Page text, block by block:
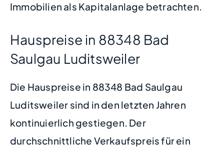
Immobilien als Kapitalanlage betrachten.
Hauspreise in 88348 Bad
Saulgau Luditsweiler
Die Hauspreise in 88348 Bad Saulgau
Luditsweiler sind in den letzten Jahren
kontinuierlich gestiegen. Der
durchschnittliche Verkaufspreis für ein